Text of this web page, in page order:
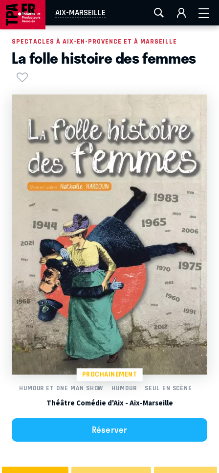
AIX-MARSEILLE
AIX-MARSEILLE AURAY LA ROCHELLE
EN TOURNÉE
PROCHAINEMENT
SPECTACLES À AIX-EN-PROVENCE ET À MARSEILLE
La folle histoire des femmes
HUMOUR ET ONE MAN SHOW HUMOUR SEUL EN SCÈNE
Théâtre Comédie d'Aix - Aix-Marseille
Réserver